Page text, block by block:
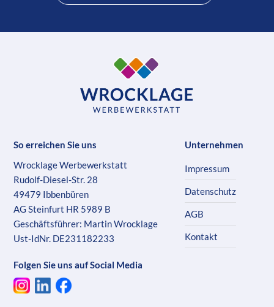
So erreichen Sie uns
Wrocklage Werbewerkstatt
Rudolf-Diesel-Str. 28
49479 Ibbenbüren
AG Steinfurt HR 5989 B
Geschäftsführer: Martin Wrocklage
Ust-IdNr. DE231182233
Folgen Sie uns auf Social Media
Unternehmen
Impressum
Datenschutz
AGB
Kontakt